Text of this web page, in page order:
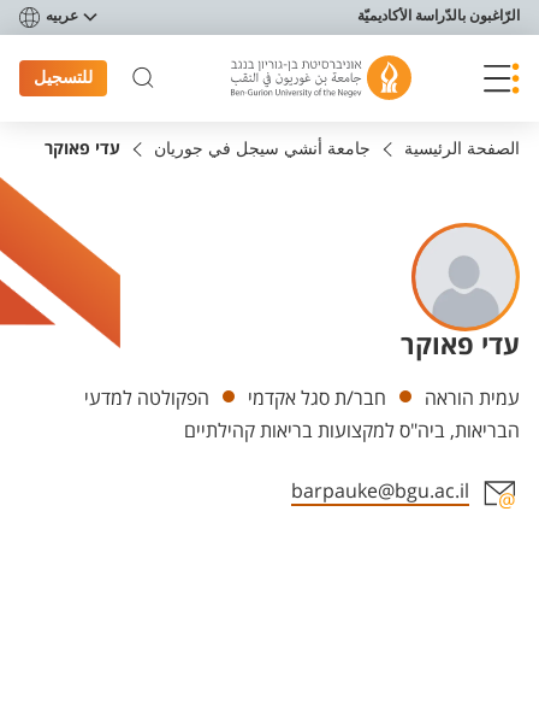
תפריט נגישות
الرّاغبون بالدّراسة الأكاديميّة عربيه
للتسجيل
الصفحة الرئيسية جامعة أنشي سيجل في جوريان עדי פאוקר
עדי פאוקר
Departments
עמית הוראה חבר/ת סגל אקדמי
הפקולטה למדעי
הבריאות, ביה"ס למקצועות בריאות קהילתיים
barpauke@bgu.ac.il